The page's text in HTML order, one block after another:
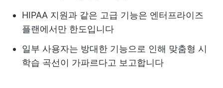
HIPAA 지원과 같은 고급 기능은 엔터프라이즈
플랜에서만 한도입니다
일부 사용자는 방대한 기능으로 인해 맞춤형 시
학습 곡선이 가파르다고 보고합니다